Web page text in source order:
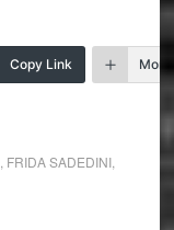
Copy Link More
FRIDA SADEDINI,